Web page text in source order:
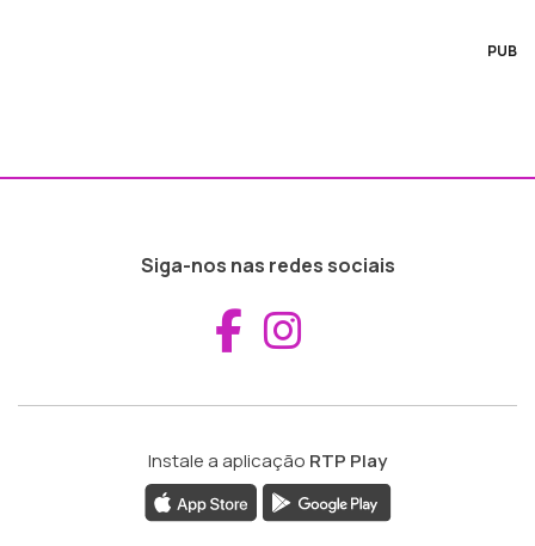
PUB
Siga-nos nas redes sociais
Aceder ao
Instale a aplicação RTP Play